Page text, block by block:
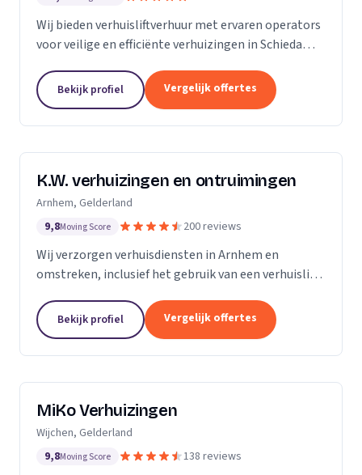
Wij bieden verhuisliftverhuur met ervaren operators
voor veilige en efficiënte verhuizingen in Schiedam
Bekijk profiel Vergelijk offertes
K.W. verhuizingen en ontruimingen
Arnhem, Gelderland
9,8Moving Score 200 reviews
Wij verzorgen verhuisdiensten in Arnhem en
omstreken, inclusief het gebruik van een verhuislift
Bekijk profiel Vergelijk offertes
MiKo Verhuizingen
Wijchen, Gelderland
9,8Moving Score 138 reviews